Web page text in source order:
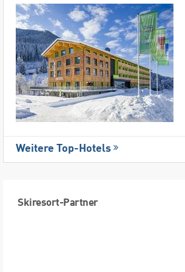
Weitere Top-Hotels
Skiresort-Partner